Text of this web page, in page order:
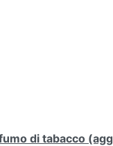
di tabacco